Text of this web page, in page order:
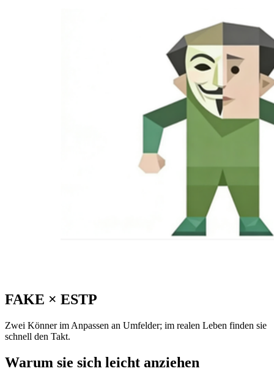
FAKE × ESTP
Zwei Könner im Anpassen an Umfelder; im realen Leben finden sie
schnell den Takt.
Warum sie sich leicht anziehen